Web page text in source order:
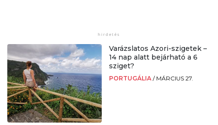
Varázslatos Azori-szigetek –
14 nap alatt bejárható a 6
sziget?
PORTUGÁLIA / MÁRCIUS 27.